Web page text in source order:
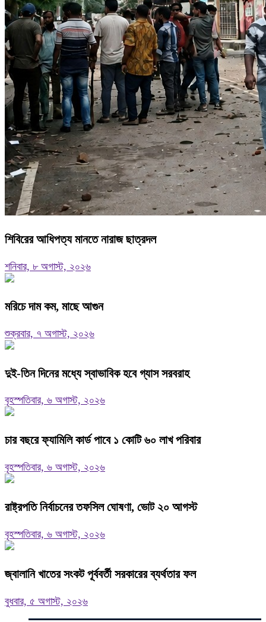
শিবিরের আধিপত্য মানতে নারাজ ছাত্রদল
শনিবার, ৮ অগাস্ট, ২০২৬
মরিচে দাম কম, মাছে আগুন
শুক্রবার, ৭ অগাস্ট, ২০২৬
দুই-তিন দিনের মধ্যে স্বাভাবিক হবে গ্যাস সরবরাহ
বৃহস্পতিবার, ৬ অগাস্ট, ২০২৬
চার বছরে ফ্যামিলি কার্ড পাবে ১ কোটি ৬০ লাখ পরিবার
বৃহস্পতিবার, ৬ অগাস্ট, ২০২৬
রাষ্ট্রপতি নির্বাচনের তফসিল ঘোষণা, ভোট ২০ আগস্ট
বৃহস্পতিবার, ৬ অগাস্ট, ২০২৬
জ্বালানি খাতের সংকট পূর্ববর্তী সরকারের ব্যর্থতার ফল
বুধবার, ৫ অগাস্ট, ২০২৬